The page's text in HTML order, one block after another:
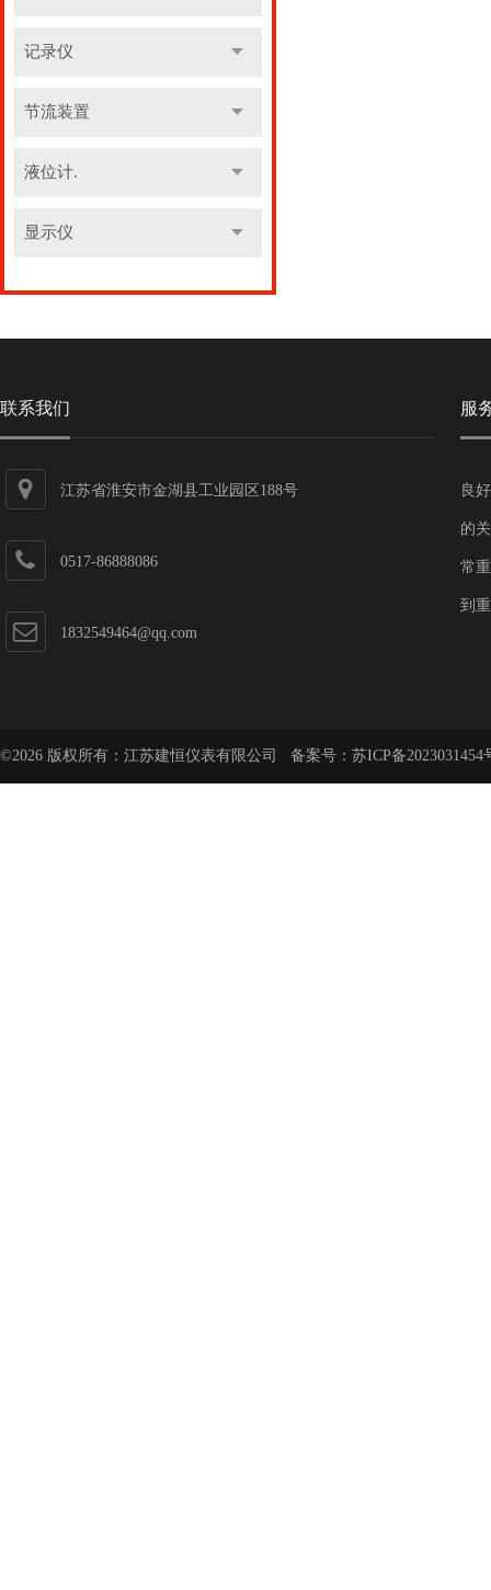
记录仪
节流装置
液位计.
显示仪
联系我们
江苏省淮安市金湖县工业园区188号
0517-86888086
1832549464@qq.com
服
良
的
常
到
©2026 版权所有：江苏建恒仪表有限公司 备案号： 苏ICP备2023031454